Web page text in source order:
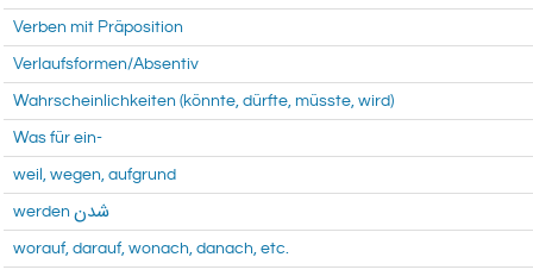
Verben mit Präposition
Verlaufsformen/Absentiv
Wahrscheinlichkeiten (könnte, dürfte, müsste, wird)
Was für ein-
weil, wegen, aufgrund
werden شدن
worauf, darauf, wonach, danach, etc.